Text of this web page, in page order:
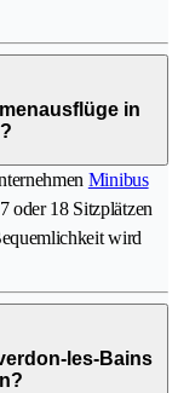
in
Minibus
oder 18 Sitzplätzen
wird
les-Bains